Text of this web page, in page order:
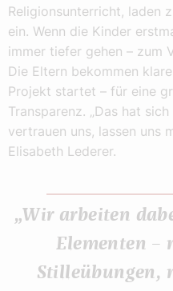
Religionsunterricht, laden
ein. Wenn die Kinder
immer tiefer gehen – zum
Die Eltern bekommen
Projekt startet – für eine
Transparenz. „Das hat
vertrauen uns, lassen uns
Elisabeth Lederer.
„Wir arbeiten
Elementen –
Stilleübungen,